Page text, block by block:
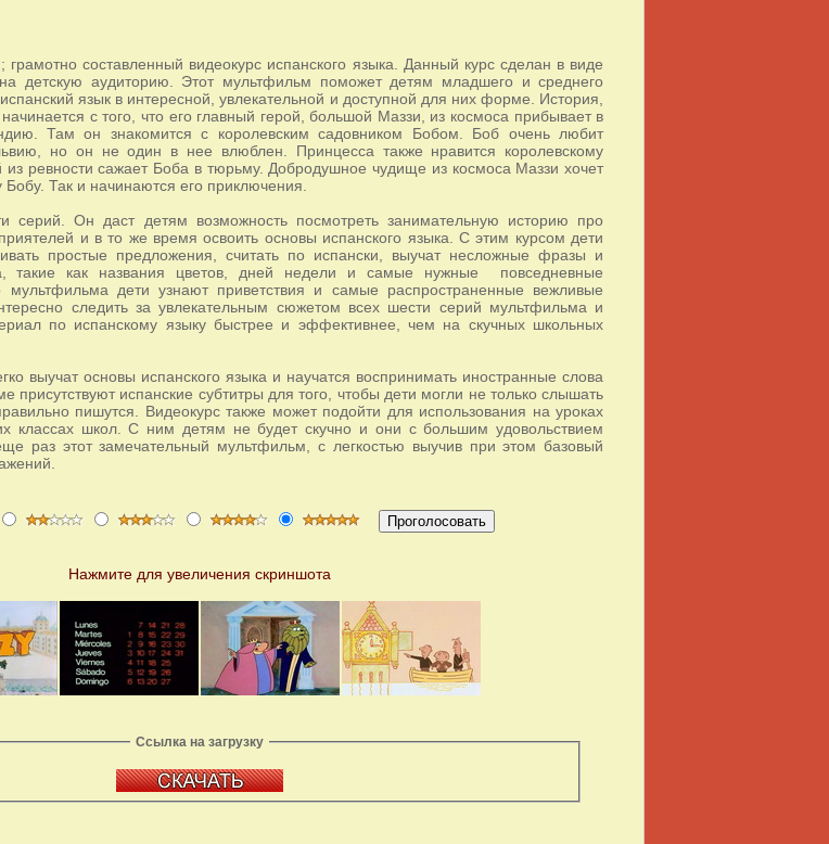
составленный видеокурс испанского языка. Данный курс сделан в виде
детскую аудиторию. Этот мультфильм поможет детям младшего и среднего
язык в интересной, увлекательной и доступной для них форме. История,
с того, что его главный герой, большой Маззи, из космоса прибывает в
Там он знакомится с королевским садовником Бобом. Боб очень любит
но он не один в нее влюблен. Принцесса также нравится королевскому
из ревности сажает Боба в тюрьму. Добродушное чудище из космоса Маззи хочет
Так и начинаются его приключения.
серий. Он даст детям возможность посмотреть занимательную историю про
и в то же время освоить основы испанского языка. С этим курсом дети
простые предложения, считать по испански, выучат несложные фразы и
такие как названия цветов, дней недели и самые нужные повседневные
мультфильма дети узнают приветствия и самые распространенные вежливые
следить за увлекательным сюжетом всех шести серий мультфильма и
по испанскому языку быстрее и эффективнее, чем на скучных школьных
выучат основы испанского языка и научатся воспринимать иностранные слова
присутствуют испанские субтитры для того, чтобы дети могли не только слышать
пишутся. Видеокурс также может подойти для использования на уроках
классах школ. С ним детям не будет скучно и они с большим удовольствием
раз этот замечательный мультфильм, с легкостью выучив при этом базовый
Нажмите для увеличения скриншота
Ссылка на загрузку